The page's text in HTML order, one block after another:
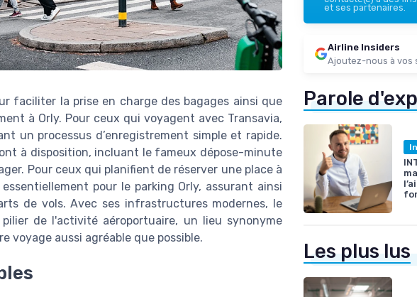
faciliter la prise en charge des bagages ainsi que
à Orly. Pour ceux qui voyagent avec Transavia,
un processus d’enregistrement simple et rapide.
à disposition, incluant le fameux dépose-minute
Pour ceux qui planifient de réserver une place à
pour le parking Orly, assurant ainsi
de vols. Avec ses infrastructures modernes, le
de l'activité aéroportuaire, un lieu synonyme
voyage aussi agréable que possible.
et ses partenaires.
Airline Insiders
Ajoutez-nous à vos
Parole
Les plus lus